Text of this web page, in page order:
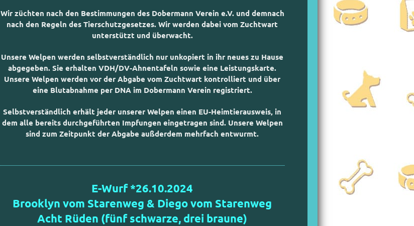
Wir züchten nach den Bestimmungen des Dobermann Verein e.V. und demnach
nach den Regeln des Tierschutzgesetzes. Wir werden dabei vom Zuchtwart
unterstützt und überwacht.
Unsere Welpen werden selbstverständlich nur unkopiert in ihr neues zu Hause
abgegeben. Sie erhalten VDH/DV-Ahnentafeln sowie eine Leistungskarte.
Unsere Welpen werden vor der Abgabe vom Zuchtwart kontrolliert und über
eine Blutabnahme per DNA im Dobermann Verein registriert.
Selbstverständlich erhält jeder unserer Welpen einen EU-Heimtierausweis, in
dem alle bereits durchgeführten Impfungen eingetragen sind. Unsere Welpen
sind zum Zeitpunkt der Abgabe außderdem mehrfach entwurmt.
E-Wurf *26.10.2024
Brooklyn vom Starenweg & Diego vom Starenweg
Acht Rüden (fünf schwarze, drei braune)